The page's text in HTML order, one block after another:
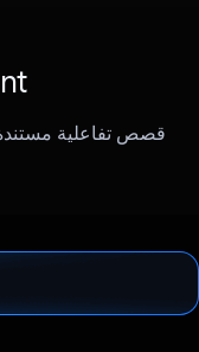
قصص تفاعلية